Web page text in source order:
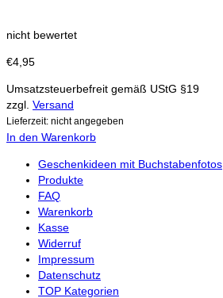
nicht bewertet
€4,95
Umsatzsteuerbefreit gemäß UStG §19
zzgl. Versand
Lieferzeit: nicht angegeben
In den Warenkorb
Geschenkideen mit Buchstabenfotos
Produkte
FAQ
Warenkorb
Kasse
Widerruf
Impressum
Datenschutz
TOP Kategorien